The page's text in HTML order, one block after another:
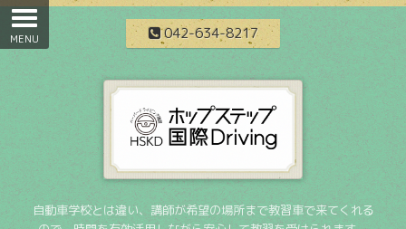
042-634-8217
自動車学校とは違い、講師が希望の場所まで教習車で来てくれる